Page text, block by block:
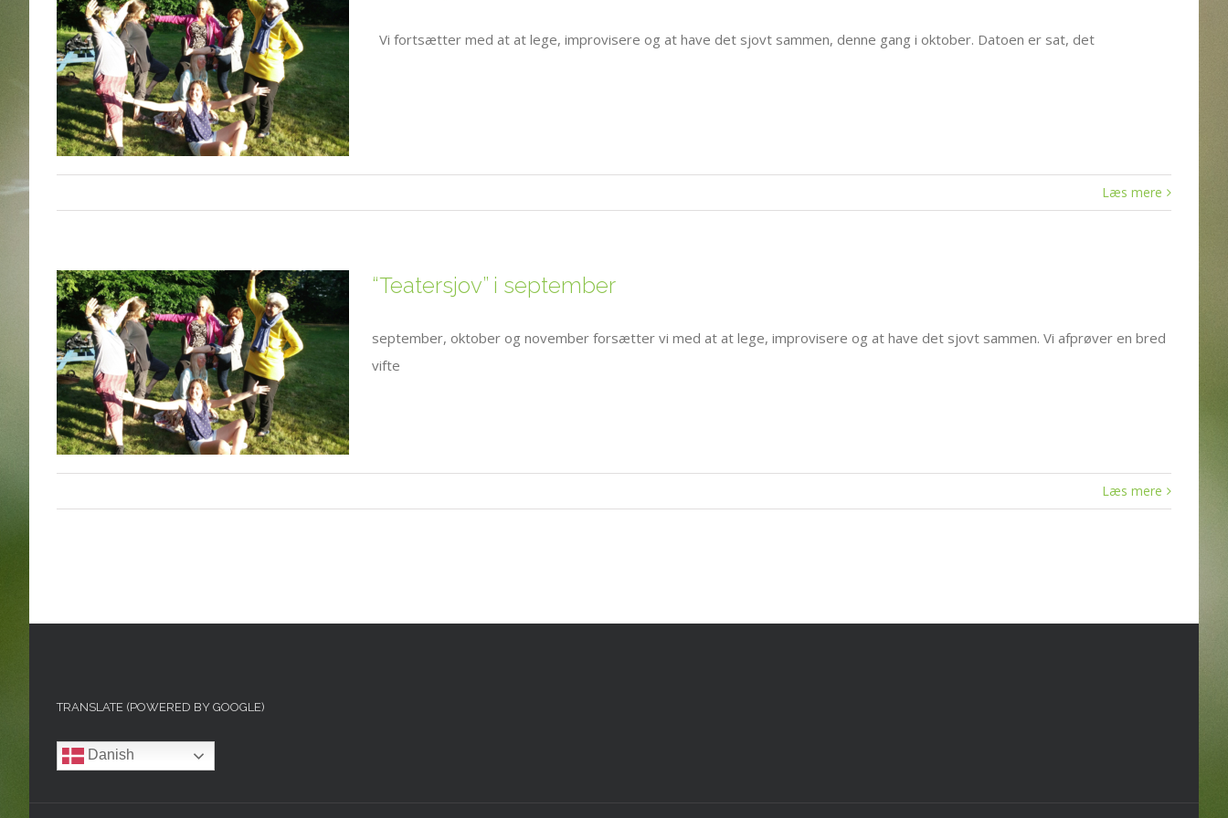
Vi fortsætter med at at lege, improvisere og at have det sjovt sammen, denne gang i oktober. Datoen er sat, det
Læs mere
“Teatersjov” i september
september, oktober og november forsætter vi med at at lege, improvisere og at have det sjovt sammen. Vi afprøver en bred
vifte
Læs mere
TRANSLATE (POWERED BY GOOGLE)
Danish